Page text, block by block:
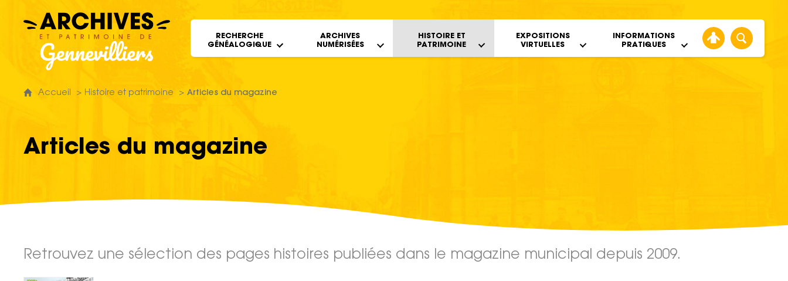
Archives et patrimoine de Gennevilliers
RECHERCHE
GÉNÉALOGIQUE
ARCHIVES
NUMÉRISÉES
HISTOIRE ET
PATRIMOINE
EXPOSITIONS
VIRTUELLES
INFORMATIONS
PRATIQUES
Accueil Histoire et patrimoine Articles du magazine
Articles du magazine
Retrouvez une sélection des pages histoires publiées dans le magazine municipal depuis 2009.